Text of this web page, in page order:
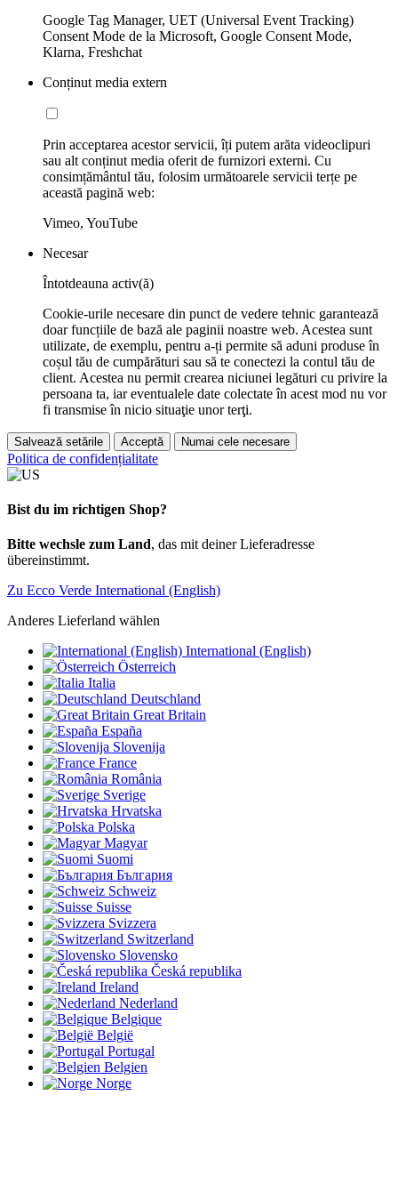
Google Tag Manager, UET (Universal Event Tracking)
Consent Mode de la Microsoft, Google Consent Mode,
Klarna, Freshchat
Conținut media extern
Prin acceptarea acestor servicii, îți putem arăta videoclipuri
sau alt conținut media oferit de furnizori externi. Cu
consimțământul tău, folosim următoarele servicii terțe pe
această pagină web:
Vimeo, YouTube
Necesar
Întotdeauna activ(ă)
Cookie-urile necesare din punct de vedere tehnic garantează
doar funcțiile de bază ale paginii noastre web. Acestea sunt
utilizate, de exemplu, pentru a-ți permite să aduni produse în
coșul tău de cumpărături sau să te conectezi la contul tău de
client. Acestea nu permit crearea niciunei legături cu privire la
persoana ta, iar eventualele date colectate în acest mod nu vor
fi transmise în nicio situaţie unor terţi.
Salvează setările Acceptă Numai cele necesare
Politica de confidențialitate
Bist du im richtigen Shop?
Bitte wechsle zum Land, das mit deiner Lieferadresse
übereinstimmt.
Zu Ecco Verde International (English)
Anderes Lieferland wählen
International (English)
Österreich
Italia
Deutschland
Great Britain
España
Slovenija
France
România
Sverige
Hrvatska
Polska
Magyar
Suomi
България
Schweiz
Suisse
Svizzera
Switzerland
Slovensko
Česká republika
Ireland
Nederland
Belgique
België
Portugal
Belgien
Norge